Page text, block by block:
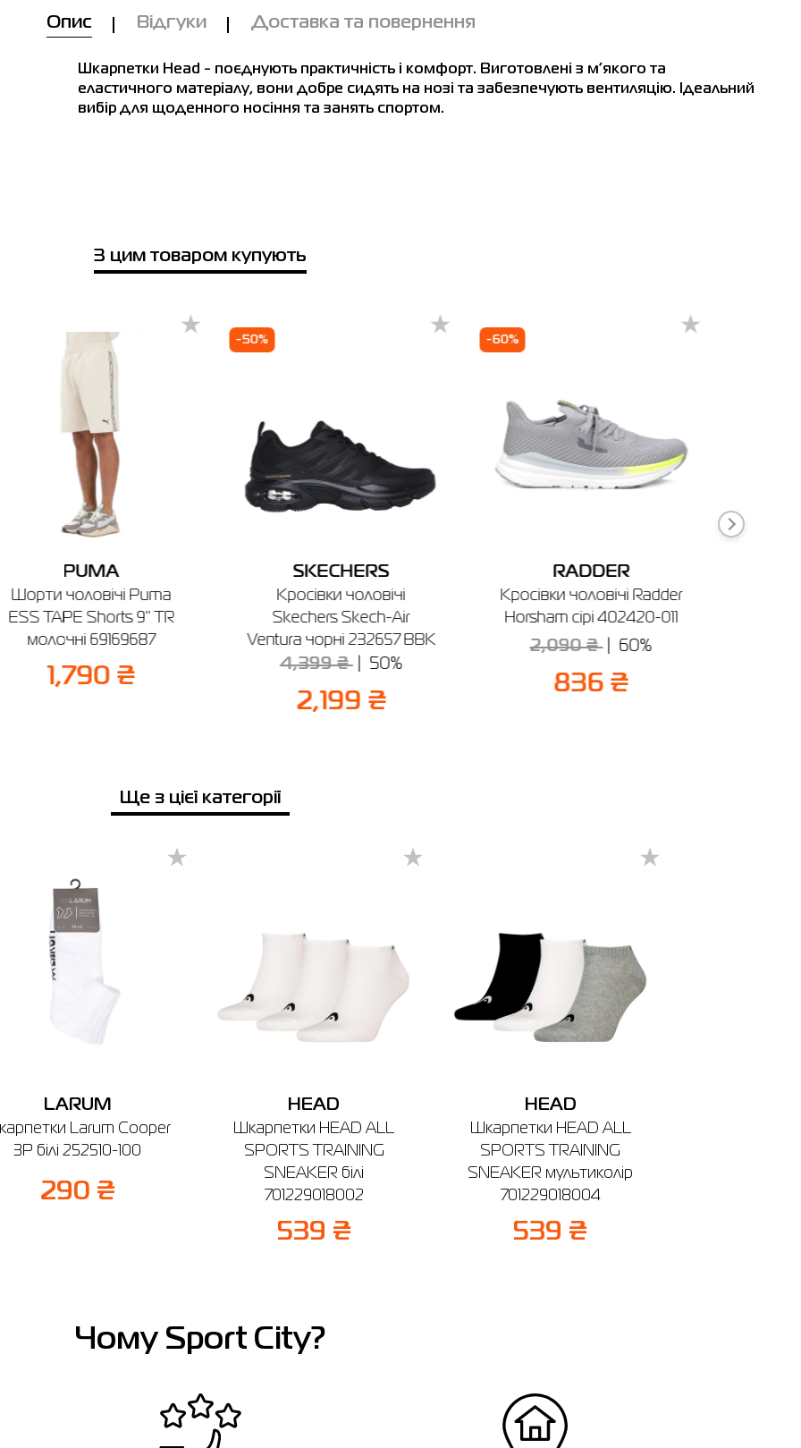
HEAD ALL SPORTS TRAINING SNEAKER чорні 701229018001
43/46
Івано-Франківськ Полтава
вул. М. Оводова, 51 (2-й поверх)
10:00 - 21:00
Товар
539.00
Виберіть розмір
Ім'я
Телефонний номер
Опис Відгуки Доставка та повернення
Шкарпетки Head - поєднують практичність і комфорт. Виготовлені з м’якого та
еластичного матеріалу, вони добре сидять на нозі та забезпечують вентиляцію. Ідеальний
вибір для щоденного носіння та занять спортом.
З цим товаром купують
PUMA
Шорти чоловічі Puma
ESS TAPE Shorts 9'' TR
молочні 69169687
1,790 ₴
-50%
SKECHERS
Кросівки чоловічі
Skechers Skech-Air
Ventura чорні 232657 BBK
4,399 ₴ 50%
2,199 ₴
-60%
RADDER
Кросівки чоловічі Radder
Horsham сірі 402420-011
2,090 ₴ 60%
836 ₴
Ще з цієї категорії
LARUM
Larum Cooper
3P білі 252510-100
290 ₴
HEAD
Шкарпетки HEAD ALL
SPORTS TRAINING
SNEAKER білі
701229018002
539 ₴
HEAD
Шкарпетки HEAD ALL
SPORTS TRAINING
SNEAKER мультиколір
701229018004
539 ₴
Чому Sport City?